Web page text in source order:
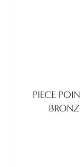
PIECE